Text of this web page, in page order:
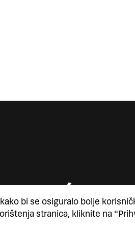
kako bi se osiguralo bolje
stranica, kliknite na